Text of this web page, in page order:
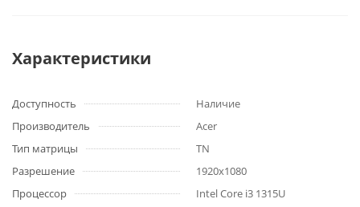
Характеристики
Доступность
Наличие
Производитель
Acer
Тип матрицы
TN
Разрешение
1920x1080
Процессор
Intel Core i3 1315U